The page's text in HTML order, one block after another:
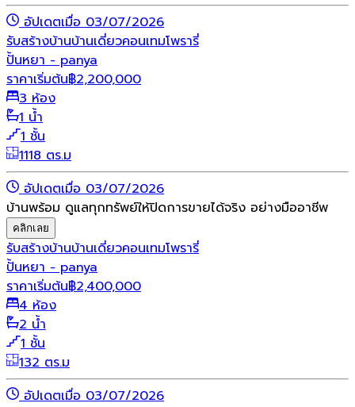
อัปเดตเมื่อ 03/07/2026
รับสร้างบ้านบ้านเดี่ยวคอนเทมโพรารี่
ปั้นหยา - panya
ราคาเริ่มต้น฿2,200,000
3 ห้อง
1 น้ำ
1 ชั้น
1118 ตร.ม
อัปเดตเมื่อ 03/07/2026
บ้านพร้อม ดูแลทุกทรัพย์ให้ปิดการขายได้จริง อย่างมืออาชีพ
คลิกเลย
รับสร้างบ้านบ้านเดี่ยวคอนเทมโพรารี่
ปั้นหยา - panya
ราคาเริ่มต้น฿2,400,000
4 ห้อง
2 น้ำ
1 ชั้น
132 ตร.ม
อัปเดตเมื่อ 03/07/2026